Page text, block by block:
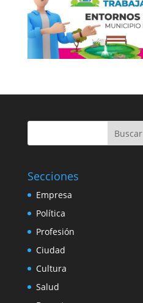
Buscar
Secciones
Empresa
Política
Profesión
Ciudad
Cultura
Salud